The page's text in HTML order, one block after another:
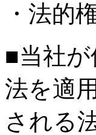
・法的
■当社
法を適
される